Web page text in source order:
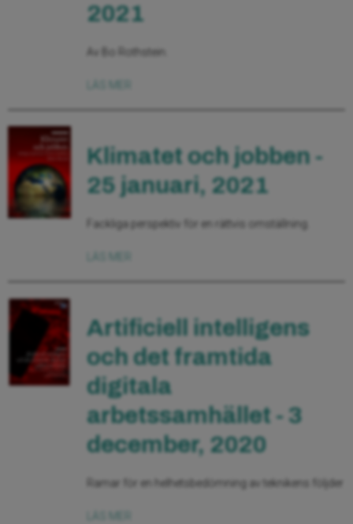
2021
Av Bo Rothstein.
Klimatet och jobben -
25 januari, 2021
Fackliga perspektiv för en rättvis omställning.
Artificiell intelligens
och det framtida
digitala
arbetssamhället - 3
december, 2020
Ramar för en helhetsbedömning av teknikens följder